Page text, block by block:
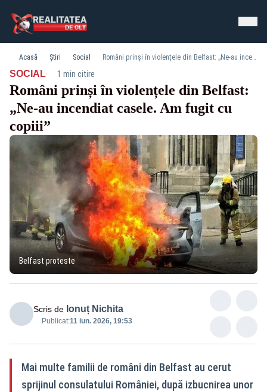
Acasă Știri Social Români prinși în violențele din Belfast: „Ne-au incendiat casele. Am fugit cu copiii”
SOCIAL· 1 min citire
Români prinși în violențele din Belfast:
„Ne-au incendiat casele. Am fugit cu
copiii”
Belfast proteste
Scris de Ionuț Nichita
Publicat:11 iun. 2026, 19:53
Mai multe familii de români din Belfast au cerut
sprijinul consulatului României, după izbucnirea unor